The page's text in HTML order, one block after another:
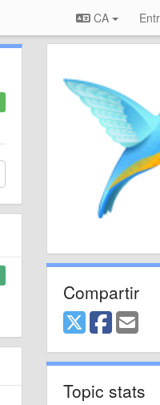
CA
Compartir
Topic stats